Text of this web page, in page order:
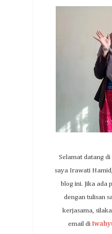
Selamat datang
saya Irawati
blog ini. Jika ada
dengan tulisan
kerjasama,
email di